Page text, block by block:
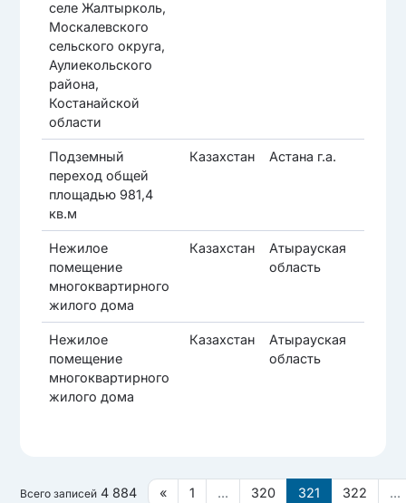
селе Жалтырколь,
Москалевского
сельского округа,
Аулиекольского
района,
Костанайской
области
Подземный
переход общей
площадью 981,4
кв.м
Казахстан Астана г.а.
Нежилое
помещение
многоквартирного
жилого дома
Казахстан
Атырауская
область
Нежилое
помещение
многоквартирного
жилого дома
Казахстан
Атырауская
область
Всего записей 4 884 « 1 ... 320 321 322 ...